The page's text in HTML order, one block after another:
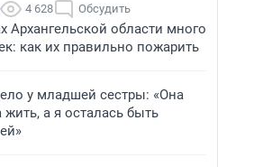
4 628 Обсудить
Архангельской области много
как их правильно пожарить
у младшей сестры: «Она
жить, а я осталась быть